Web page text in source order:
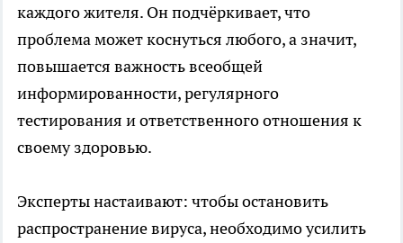
каждого жителя. Он подчёркивает, что
проблема может коснуться любого, а значит,
повышается важность всеобщей
информированности, регулярного
тестирования и ответственного отношения к
своему здоровью.
Эксперты настаивают: чтобы остановить
распространение вируса, необходимо усилить